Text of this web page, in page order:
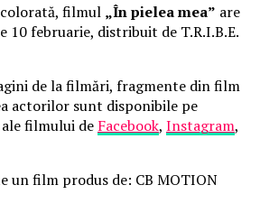
colorată, filmul „În pielea mea” are
10 februarie, distribuit de T.R.I.B.E.
de la filmări, fragmente din film
actorilor sunt disponibile pe
filmului de Facebook, Instagram,
un film produs de: CB MOTION